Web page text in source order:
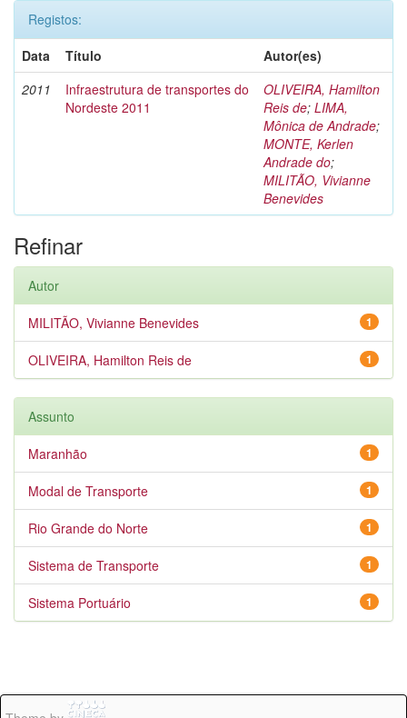
Registos:
Data
Título
Autor(es)
2011
Infraestrutura de transportes do
Nordeste 2011
OLIVEIRA, Hamilton
Reis de; LIMA,
Mônica de Andrade;
MONTE, Kerlen
Andrade do;
MILITÃO, Vivianne
Benevides
Refinar
Autor
1
MILITÃO, Vivianne Benevides
1
OLIVEIRA, Hamilton Reis de
Assunto
1
Maranhão
1
Modal de Transporte
1
Rio Grande do Norte
1
Sistema de Transporte
1
Sistema Portuário